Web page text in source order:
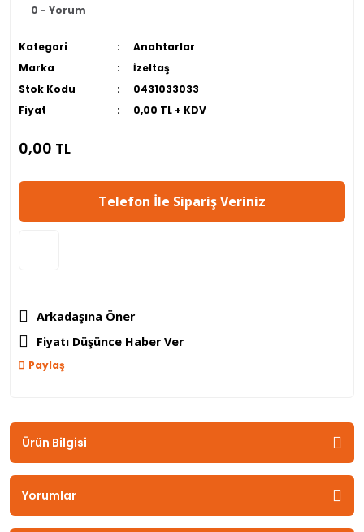
0 - Yorum
Kategori
Anahtarlar
Marka
İzeltaş
Stok Kodu
0431033033
Fiyat
0,00 TL + KDV
0,00 TL
Telefon İle Sipariş Veriniz
Arkadaşına Öner
Fiyatı Düşünce Haber Ver
Paylaş
Ürün Bilgisi
Yorumlar